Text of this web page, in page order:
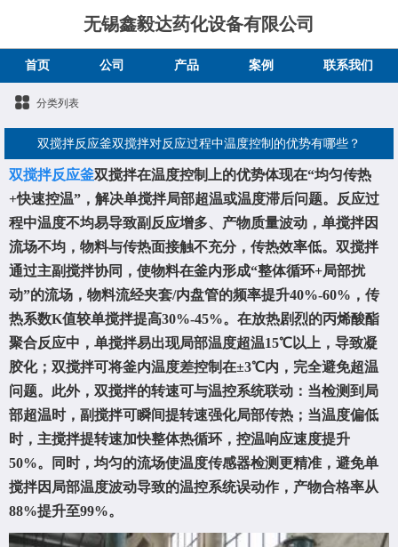
无锡鑫毅达药化设备有限公司
首页 公司 产品 案例 联系我们
分类列表
​双搅拌反应釜双搅拌对反应过程中温度控制的优势有哪些？
双搅拌反应釜双搅拌在温度控制上的优势体现在“均匀传热
+快速控温”，解决单搅拌局部超温或温度滞后问题。反应过
程中温度不均易导致副反应增多、产物质量波动，单搅拌因
流场不均，物料与传热面接触不充分，传热效率低。双搅拌
通过主副搅拌协同，使物料在釜内形成“整体循环+局部扰
动”的流场，物料流经夹套/内盘管的频率提升40%-60%，传
热系数K值较单搅拌提高30%-45%。在放热剧烈的丙烯酸酯
聚合反应中，单搅拌易出现局部温度超温15℃以上，导致凝
胶化；双搅拌可将釜内温度差控制在±3℃内，完全避免超温
问题。此外，双搅拌的转速可与温控系统联动：当检测到局
部超温时，副搅拌可瞬间提转速强化局部传热；当温度偏低
时，主搅拌提转速加快整体热循环，控温响应速度提升
50%。同时，均匀的流场使温度传感器检测更精准，避免单
搅拌因局部温度波动导致的温控系统误动作，产物合格率从
88%提升至99%。